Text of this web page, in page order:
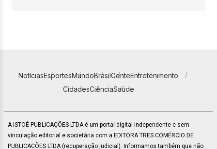
NotíciasEsportesMundoBrasilGenteEntretenimento
CidadesCiênciaSaúde
A ISTOÉ PUBLICAÇÕES LTDA é um portal digital independente e sem
vinculação editorial e societária com a EDITORA TRES COMÉRCIO DE
PUBLICACÕES LTDA (recuperação judicial). Informamos também que não